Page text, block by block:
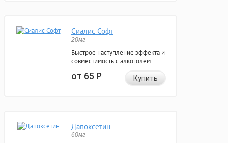
Сиалис Софт
20мг
Быстрое наступление эффекта и
совместимость с алкоголем.
от 65Р Купить
Дапоксетин
60мг